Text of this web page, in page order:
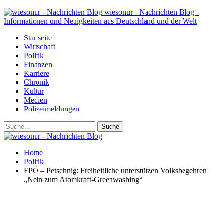
wiesonur - Nachrichten Blog -
Informationen und Neuigkeiten aus Deutschland und der Welt
Startseite
Wirtschaft
Politik
Finanzen
Karriere
Chronik
Kultur
Medien
Polizeimeldungen
Home
Politik
FPÖ – Petschnig: Freiheitliche unterstützen Volksbegehren
„Nein zum Atomkraft-Greenwashing“